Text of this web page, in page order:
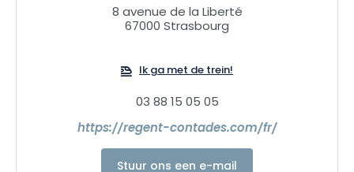
8 avenue de la Liberté
67000 Strasbourg
Ik ga met de trein!
03 88 15 05 05
https://regent-contades.com/fr/
Stuur ons een e-mail